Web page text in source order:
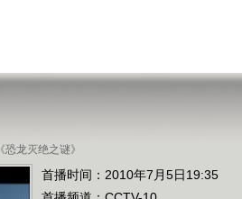
《恐龙灭绝之谜》
首播时间：2010年7月5日19:35